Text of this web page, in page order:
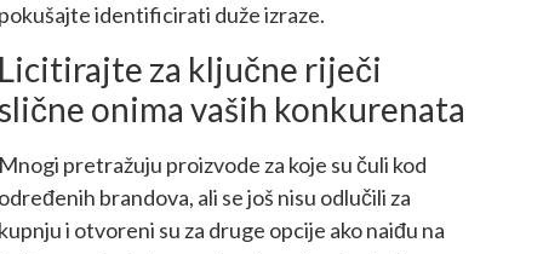
identificirati duže izraze.
za ključne riječi
onima vaših konkurenata
pretražuju proizvode za koje su čuli kod
brandova, ali se još nisu odlučili za
i otvoreni su za druge opcije ako naiđu na